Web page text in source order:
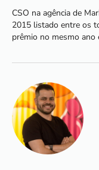
CSO na agência de
2015 listado entre os
prêmio no mesmo ano